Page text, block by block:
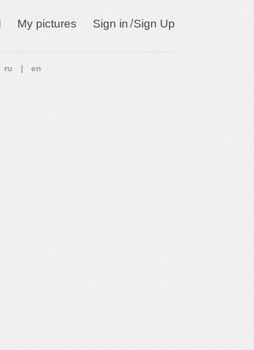
My pictures Sign in/Sign Up
ru en